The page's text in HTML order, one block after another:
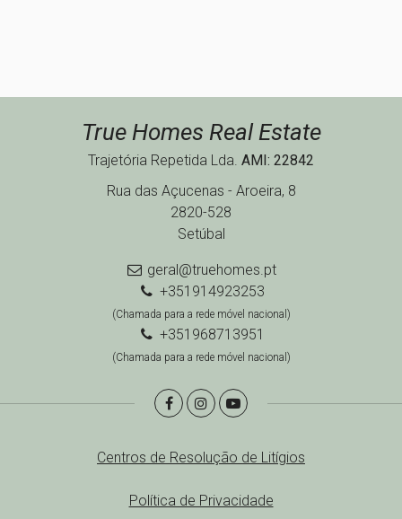
True Homes Real Estate
Trajetória Repetida Lda. AMI: 22842
Rua das Açucenas - Aroeira, 8
2820-528
Setúbal
geral@truehomes.pt
+351914923253
(Chamada para a rede móvel nacional)
+351968713951
(Chamada para a rede móvel nacional)
Centros de Resolução de Litígios
Política de Privacidade